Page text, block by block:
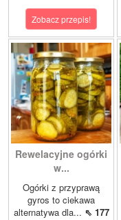
Zobacz przepis!
Rewelacyjne ogórki
w...
Ogórki z przyprawą
gyros to ciekawa
alternatywa dla... ⇖ 177